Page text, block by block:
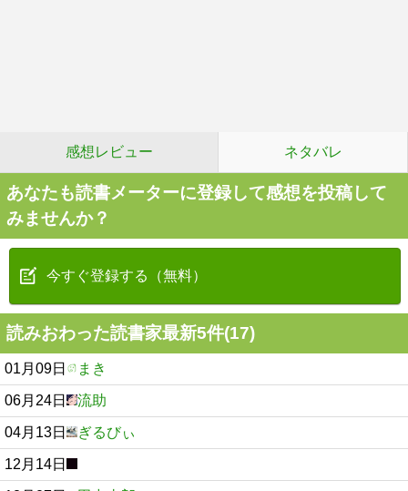
感想レビュー ネタバレ
あなたも読書メーターに登録して感想を投稿して
みませんか？
今すぐ登録する（無料）
読みおわった読書家最新5件(17)
01月09日 まき
06月24日 流助
04月13日 ぎるびぃ
12月14日